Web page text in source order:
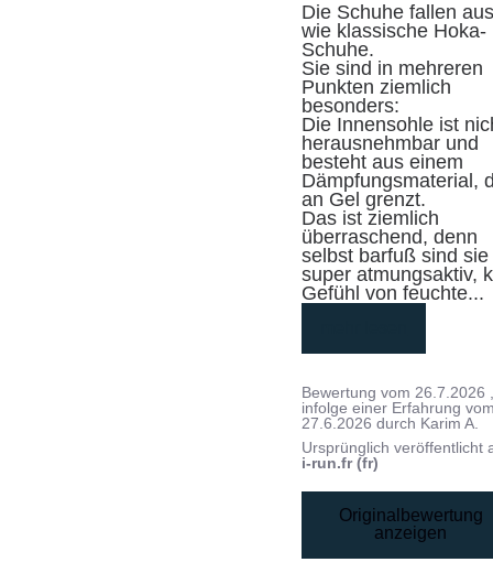
Die Schuhe fallen
wie klassische Hoka-
Schuhe.
Sie sind in mehreren
Punkten ziemlich
besonders:
Die Innensohle ist
herausnehmbar und
besteht aus einem
Dämpfungsmaterial,
an Gel grenzt.
Das ist ziemlich
überraschend, denn
selbst barfuß sind sie
super atmungsaktiv,
Gefühl von feuchte...
Bewertung vom 26.7.2026
infolge einer Erfahrung
27.6.2026 durch Karim A.
Ursprünglich veröffentlicht
i-run.fr (fr)
Originalbewertung
anzeigen